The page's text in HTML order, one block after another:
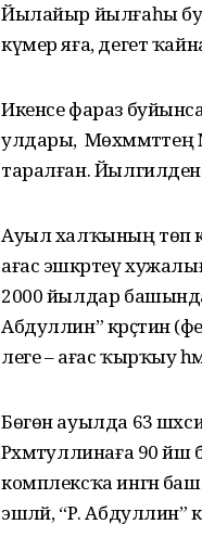
Йылайыр йылғаһы
күмер яға, дегет
Икенсе фараз
улдары, ә
таралған.
Ауыл халҡының төп
ағас эшкәртеү
2000 йылдар
Абдуллин” крәҫтиән
леге – ағас ҡырҡыу
Бөгөн ауылда 63
Рәхмәтуллинаға 90
комплексҡа ингән
эшләй, “Р. Абдуллин”